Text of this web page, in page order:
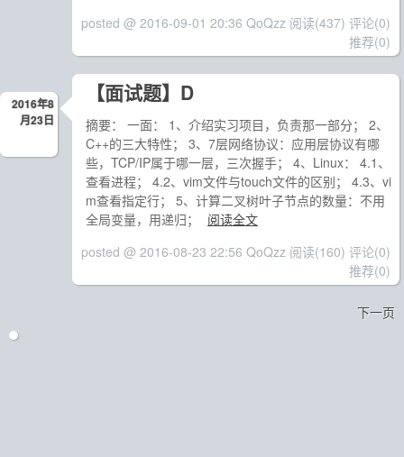
posted @ 2016-09-01 20:36 QoQzz 阅读(437) 评论(0)
推荐(0)
2016年8
月23日
【面试题】D
摘要： 一面： 1、介绍实习项目，负责那一部分； 2、
C++的三大特性； 3、7层网络协议：应用层协议有哪
些，TCP/IP属于哪一层，三次握手； 4、Linux： 4.1、
查看进程； 4.2、vim文件与touch文件的区别； 4.3、vi
m查看指定行； 5、计算二叉树叶子节点的数量：不用
全局变量，用递归；
阅读全文
posted @ 2016-08-23 22:56 QoQzz 阅读(160) 评论(0)
推荐(0)
下一页